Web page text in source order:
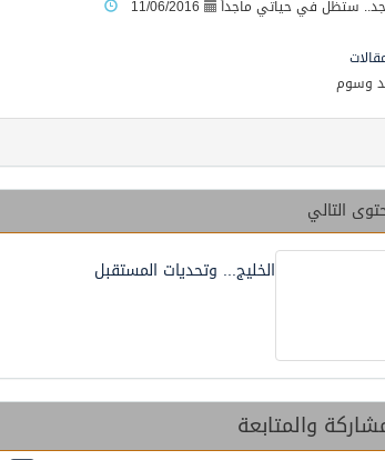
11/06/2016
وسوم
التالي
الخليج... وتحديات المستقبل
والمتابعة